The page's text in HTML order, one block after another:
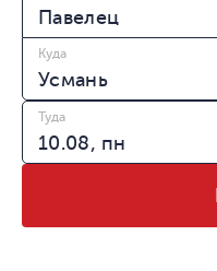
Куда
Туда